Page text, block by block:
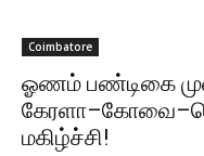
Coimbatore
ஓணம் பண்டிகை
மகிழ்ச்சி!